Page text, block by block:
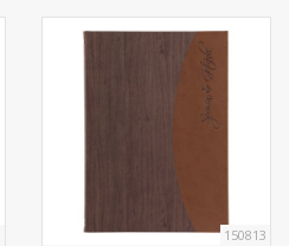
150813